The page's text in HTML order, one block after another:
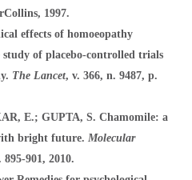
1997.
effects of homoeopathy
study of placebo-controlled trials
The Lancet, v. 366, n. 9487, p.
E.; GUPTA, S. Chamomile: a
bright future. Molecular
901, 2010.